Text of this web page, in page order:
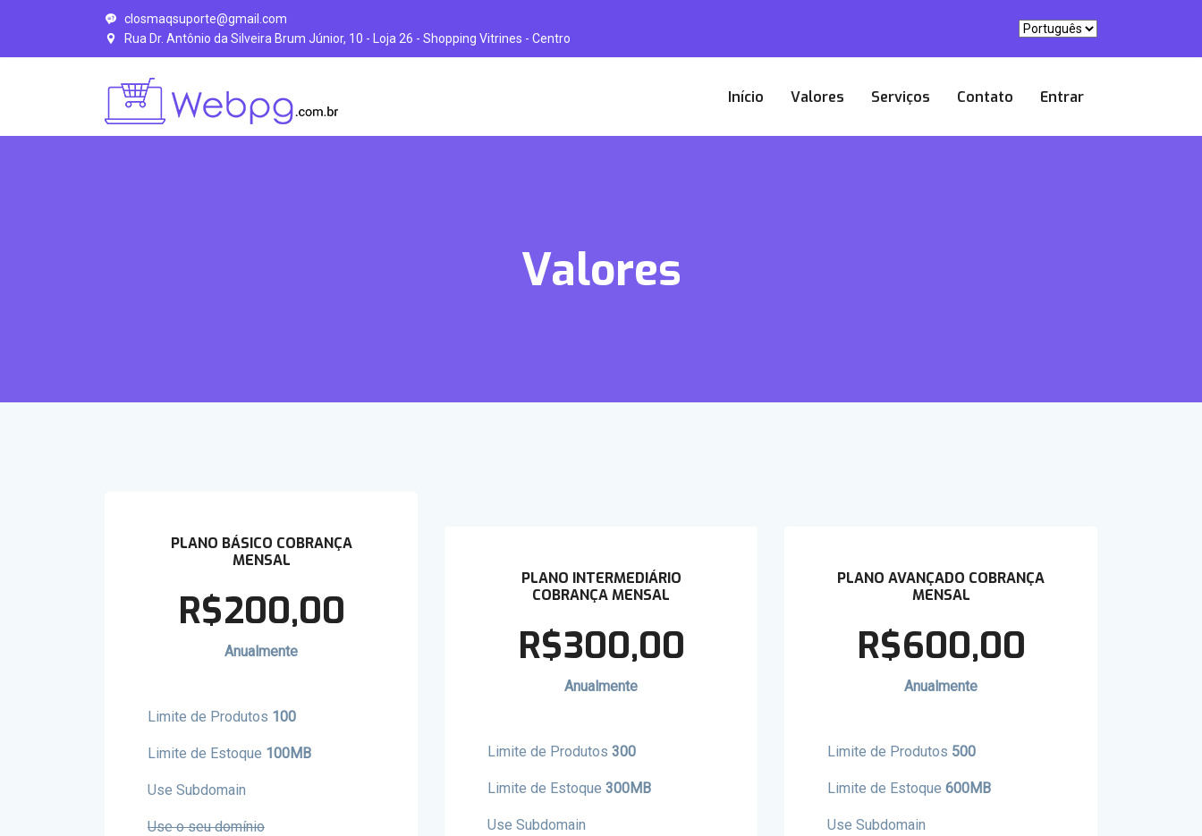
closmaqsuporte@gmail.com
Rua Dr. Antônio da Silveira Brum Júnior, 10 - Loja 26 - Shopping Vitrines - Centro
Início Valores Serviços Contato Entrar
Valores
PLANO BÁSICO COBRANÇA
MENSAL
R$200,00
Anualmente
Limite de Produtos 100
Limite de Estoque 100MB
Use Subdomain
Use o seu domínio
PLANO INTERMEDIÁRIO
COBRANÇA MENSAL
R$300,00
Anualmente
Limite de Produtos 300
Limite de Estoque 300MB
Use Subdomain
PLANO AVANÇADO COBRANÇA
MENSAL
R$600,00
Anualmente
Limite de Produtos 500
Limite de Estoque 600MB
Use Subdomain